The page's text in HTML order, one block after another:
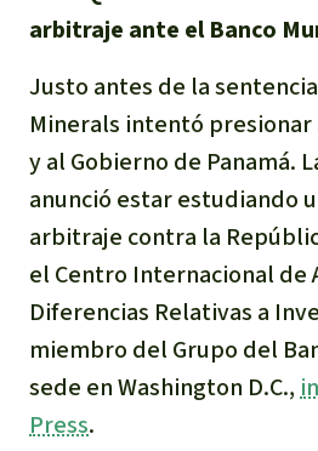
arbitraje ante el Banco
Justo antes de la
Minerals intentó
y al Gobierno de Panamá.
anunció estar estudiando
arbitraje contra la
el Centro Internacional de
Diferencias Relativas a
miembro del Grupo del
sede en Washington D.C.,
Press.